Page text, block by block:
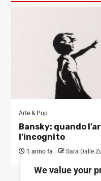
We value your
Arte & Pop
Bansky: quando
l’incognito
1 anno fa Sara Dalle